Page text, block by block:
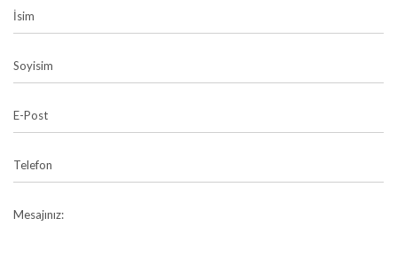
İsim
Soyisim
E-Post
Telefon
Mesajınız: